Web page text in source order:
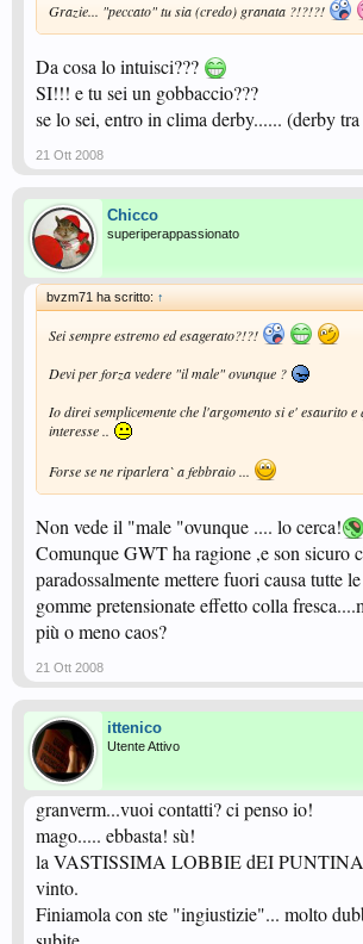
Grazie... "peccato" tu sia (credo) granata ?!?!?!
Da cosa lo intuisci???
SI!!! e tu sei un gobbaccio???
se lo sei, entro in clima derby...... (derby
21 Ott 2008
Chicco
superiperappassionato
bvzm71 ha scritto: ↑
Sei sempre estremo ed esagerato?!?!
Devi per forza vedere "il male" ovunque ?
Io direi semplicemente che l'argomento si e' esaurito
interesse ..
Forse se ne riparlera` a febbraio ...
Non vede il "male "ovunque .... lo cerca!
Comunque GWT ha ragione ,e son sicuro
paradossalmente mettere fuori causa tutte
gomme pretensionate effetto colla
più o meno caos?
21 Ott 2008
ittenico
Utente Attivo
granverm...vuoi contatti? ci penso io!
mago..... ebbasta! sù!
la VASTISSIMA LOBBIE dEI
vinto.
Finiamola con ste "ingiustizie"... molto